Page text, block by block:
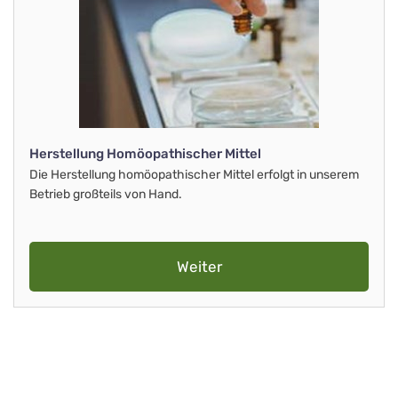
Herstellung Homöopathischer Mittel
Die Herstellung homöopathischer Mittel erfolgt in unserem
Betrieb großteils von Hand.
Weiter